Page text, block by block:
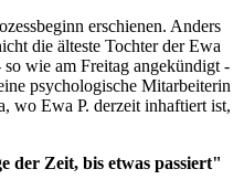
erschienen. Anders
die älteste Tochter der Ewa
wie am Freitag angekündigt -
psychologische Mitarbeiterin
wo Ewa P. derzeit inhaftiert ist,
der Zeit, bis etwas passiert"